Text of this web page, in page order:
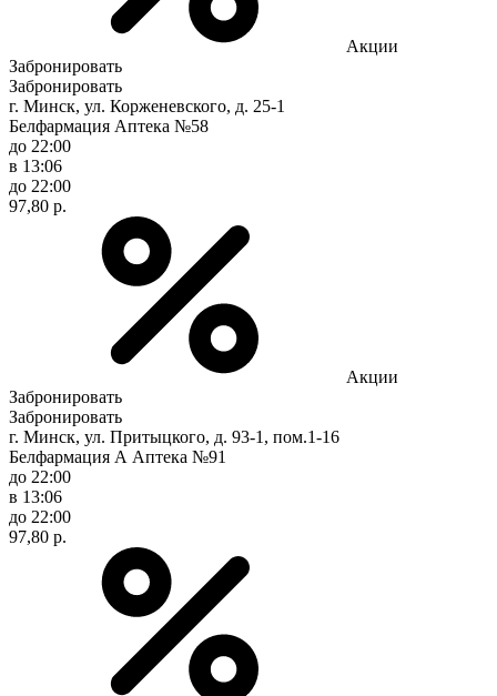
Акции
Забронировать
Забронировать
г. Минск, ул. Корженевского, д. 25-1
Белфармация Аптека №58
до 22:00
в 13:06
до 22:00
97,80 р.
Акции
Забронировать
Забронировать
г. Минск, ул. Притыцкого, д. 93-1, пом.1-16
Белфармация А Аптека №91
до 22:00
в 13:06
до 22:00
97,80 р.